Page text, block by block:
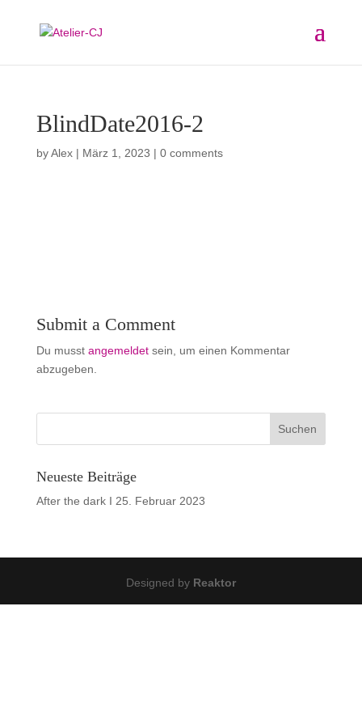
BlindDate2016-2
byAlex| März 1, 2023 | 0 comments
Submit a Comment
Du musst angemeldetsein, um einen Kommentar
abzugeben.
Neueste Beiträge
After the dark I 25. Februar 2023
Designed by Reaktor